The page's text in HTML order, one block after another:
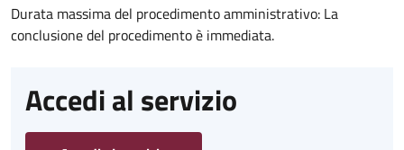
Durata massima del procedimento amministrativo: La
conclusione del procedimento è immediata.
Accedi al servizio